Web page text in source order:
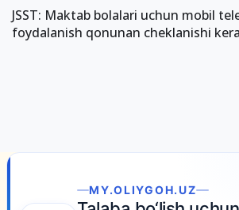
JSST: Maktab bolalari uchun mobil
foydalanish qonunan cheklanishi
MY.OLIYGOH.UZ